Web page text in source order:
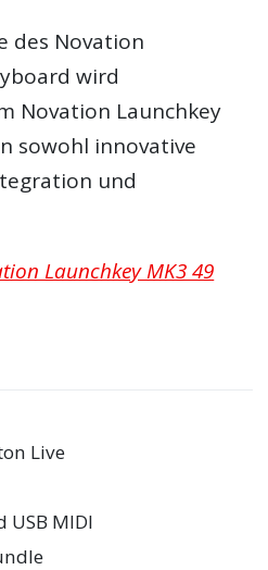
des Novation
wird
Novation Launchkey
sowohl innovative
und
Launchkey MK3 49
Live
USB MIDI